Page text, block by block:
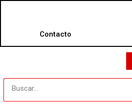
Contacto